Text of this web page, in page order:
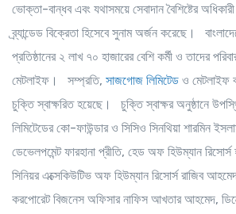
ভোক্তা-বান্ধব এবং যথাসময়ে সেবাদান বৈশিষ্টের অধিকারী
ব্র্যান্ডেড বিক্রেতা হিসেবে সুনাম অর্জন করেছে।
প্রতিষ্ঠানের ২ লাখ ৭০ হাজারের বেশি কর্মী ও তাদের
মেটলাইফ। সম্প্রতি, সাজগোজ লিমিটেড ও মেটলাইফ
চুক্তি স্বাক্ষরিত হয়েছে। চুক্তি স্বাক্ষর অনুষ্ঠানে
লিমিটেডের কো-ফাউন্ডার ও সিসিও সিনথিয়া শারমিন
ডেভেলপমেন্টফারহানা প্রীতি, হেড অফ হিউম্যান রিসোর্স
সিনিয়র এক্সেকিউটিভ অফ হিউম্যান রিসোর্সরাজিব
করপোরেট বিজনেস অফিসারনাফিস আখতার আহমেদ,